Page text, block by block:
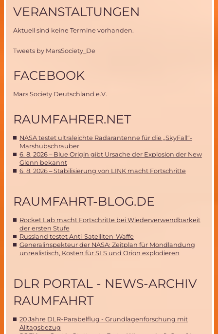
VERANSTALTUNGEN
Aktuell sind keine Termine vorhanden.
Tweets by MarsSociety_De
FACEBOOK
Mars Society Deutschland e.V.
RAUMFAHRER.NET
NASA testet ultraleichte Radarantenne für die „SkyFall“-
Marshubschrauber
6. 8. 2026 – Blue Origin gibt Ursache der Explosion der New
Glenn bekannt
6. 8. 2026 – Stabilisierung von LINK macht Fortschritte
RAUMFAHRT-BLOG.DE
Rocket Lab macht Fortschritte bei Wiederverwendbarkeit
der ersten Stufe
Russland testet Anti-Satelliten-Waffe
Generalinspekteur der NASA: Zeitplan für Mondlandung
unrealistisch, Kosten für SLS und Orion explodieren
DLR PORTAL - NEWS-ARCHIV
RAUMFAHRT
20 Jahre DLR-Parabelflug - Grundlagenforschung mit
Alltagsbezug